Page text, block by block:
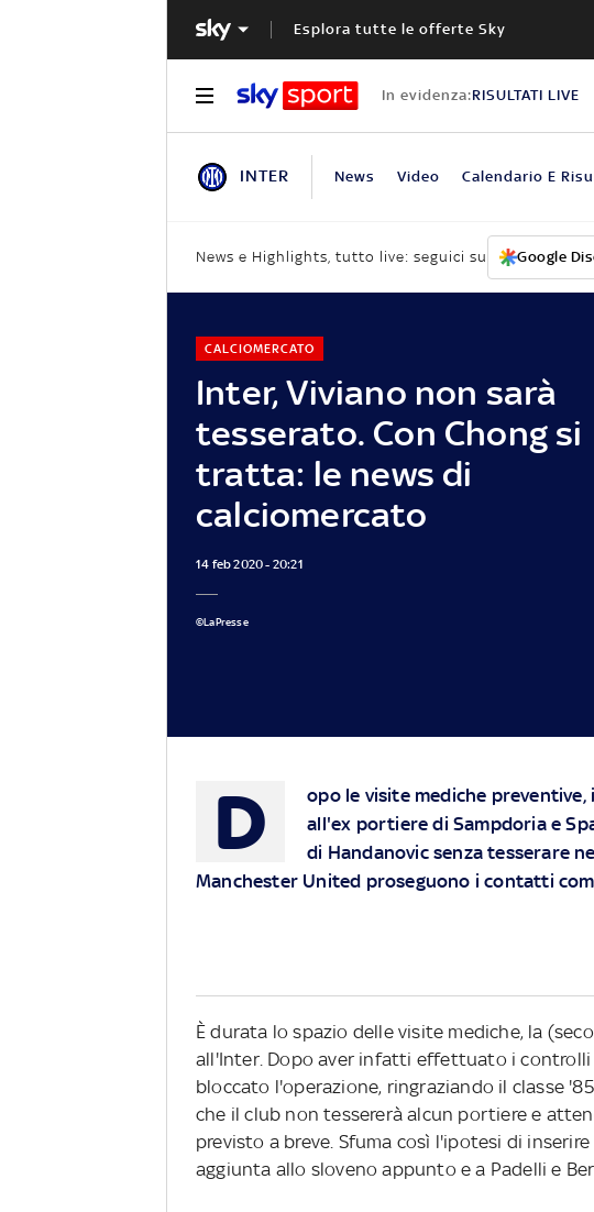
Esplora tutte le offerte Sky
In evidenza:RISULTATI LIVE
INTER News Video Calendario E
News e Highlights, tutto live: seguici su Google
Inter, Viviano non sarà
tesserato. Con Chong si
tratta: le news di
calciomercato
CALCIOMERCATO
14 feb 2020 - 20:21
©LaPresse
D
opo le visite mediche
all'ex portiere di Sampdoria e
di Handanovic senza tesserare
Manchester United proseguono i contatti
È durata lo spazio delle visite mediche, la
all'Inter. Dopo aver infatti effettuato i controlli
bloccato l'operazione, ringraziando il classe
che il club non tessererà alcun portiere e
previsto a breve. Sfuma così l'ipotesi di
aggiunta allo sloveno appunto e a Padelli e